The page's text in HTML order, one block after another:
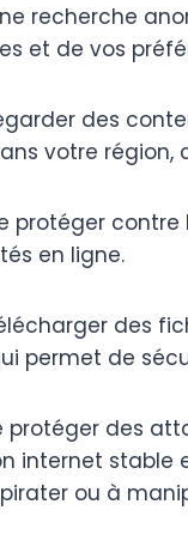
et de vos
des
votre
contre le
en ligne.
des
permet de
des
internet stable
ou à